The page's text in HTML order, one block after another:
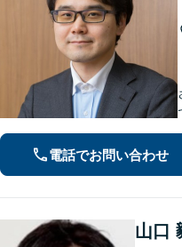
電話でお問い合わせ
山口